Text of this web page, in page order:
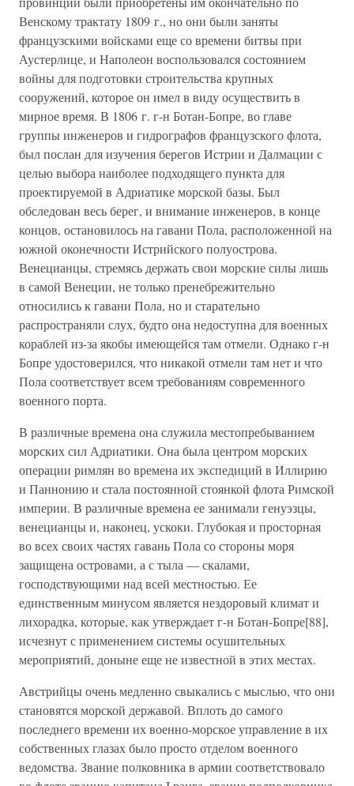
Венскому трактату 1809 г., но они были заняты
французскими войсками еще со времени битвы при
Аустерлице, и Наполеон воспользовался состоянием
войны для подготовки строительства крупных
сооружений, которое он имел в виду осуществить в
мирное время. В 1806 г. г-н Ботан-Бопре, во главе
группы инженеров и гидрографов французского флота,
был послан для изучения берегов Истрии и Далмации с
целью выбора наиболее подходящего пункта для
проектируемой в Адриатике морской базы. Был
обследован весь берег, и внимание инженеров, в конце
концов, остановилось на гавани Пола, расположенной на
южной оконечности Истрийского полуострова.
Венецианцы, стремясь держать свои морские силы лишь
в самой Венеции, не только пренебрежительно
относились к гавани Пола, но и старательно
распространяли слух, будто она недоступна для военных
кораблей из-за якобы имеющейся там отмели. Однако г-н
Бопре удостоверился, что никакой отмели там нет и что
Пола соответствует всем требованиям современного
военного порта.
В различные времена она служила местопребыванием
морских сил Адриатики. Она была центром морских
операции римлян во времена их экспедиций в Иллирию
и Паннонию и стала постоянной стоянкой флота Римской
империи. В различные времена ее занимали генуэзцы,
венецианцы и, наконец, ускоки. Глубокая и просторная
во всех своих частях гавань Пола со стороны моря
защищена островами, а с тыла — скалами,
господствующими над всей местностью. Ее
единственным минусом является нездоровый климат и
лихорадка, которые, как утверждает г-н Ботан-Бопре[88],
исчезнут с применением системы осушительных
мероприятий, доныне еще не известной в этих местах.
Австрийцы очень медленно свыкались с мыслью, что они
становятся морской державой. Вплоть до самого
последнего времени их военно-морское управление в их
собственных глазах было просто отделом военного
ведомства. Звание полковника в армии соответствовало